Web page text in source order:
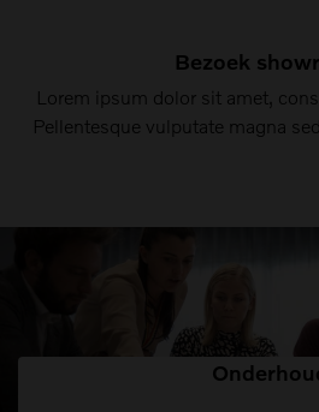
Bezoek
Lorem ipsum dolor sit amet,
Pellentesque vulputate magna